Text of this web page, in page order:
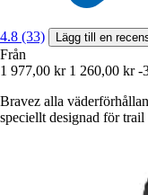
4.8 (33) Lägg till en
Från
1 977,00 kr 1 260,00 kr -
Bravez alla
speciellt designad för